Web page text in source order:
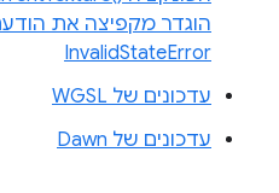
הוגדר מקפיצה את
InvalidStateError
עדכונים של WGSL
עדכונים של Dawn